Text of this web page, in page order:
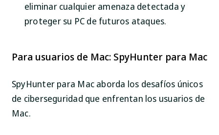
eliminar cualquier amenaza detectada y
proteger su PC de futuros ataques.
Para usuarios de Mac: SpyHunter para Mac
SpyHunter para Mac aborda los desafíos únicos
de ciberseguridad que enfrentan los usuarios de
Mac.